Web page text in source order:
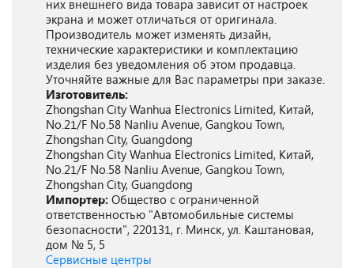
них внешнего вида товара зависит от настроек
экрана и может отличаться от оригинала.
Производитель может изменять дизайн,
технические характеристики и комплектацию
изделия без уведомления об этом продавца.
Уточняйте важные для Вас параметры при заказе.
Изготовитель:
Zhongshan City Wanhua Electronics Limited, Китай,
No.21/F No.58 Nanliu Avenue, Gangkou Town,
Zhongshan City, Guangdong
Zhongshan City Wanhua Electronics Limited, Китай,
No.21/F No.58 Nanliu Avenue, Gangkou Town,
Zhongshan City, Guangdong
Импортер: Общество с ограниченной
ответственностью "Автомобильные системы
безопасности", 220131, г. Минск, ул. Каштановая,
дом № 5, 5
Сервисные центры